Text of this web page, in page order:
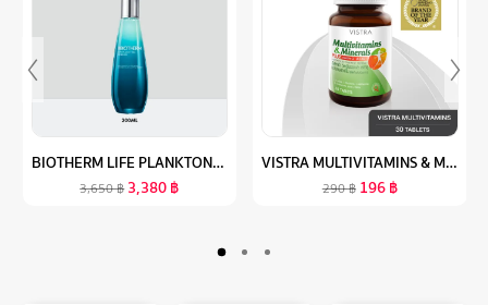
BIOTHERM LIFE PLANKTON™ ESSENCE 200ML ไบโอเธิร์ม ไลฟ์ แพลงตอน เอสเซนส์ ช่วยลดเลือนริ้วรอย เติมความชุ่มชื้น (น้ำตบแพลงตอน สูตรชุ่มชื้น)
3,650฿ 3,380฿
VISTRA MULTIVITAMINS & MINERALS AMINO - วิสทร้า มัลติวิตามินและมิเนอรัล(30 เม็ด)
290฿ 196฿